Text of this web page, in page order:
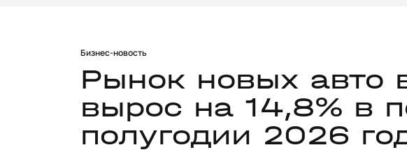
Бизнес-новость
Рынок новых авто
вырос на 14,8% в
полугодии 2026